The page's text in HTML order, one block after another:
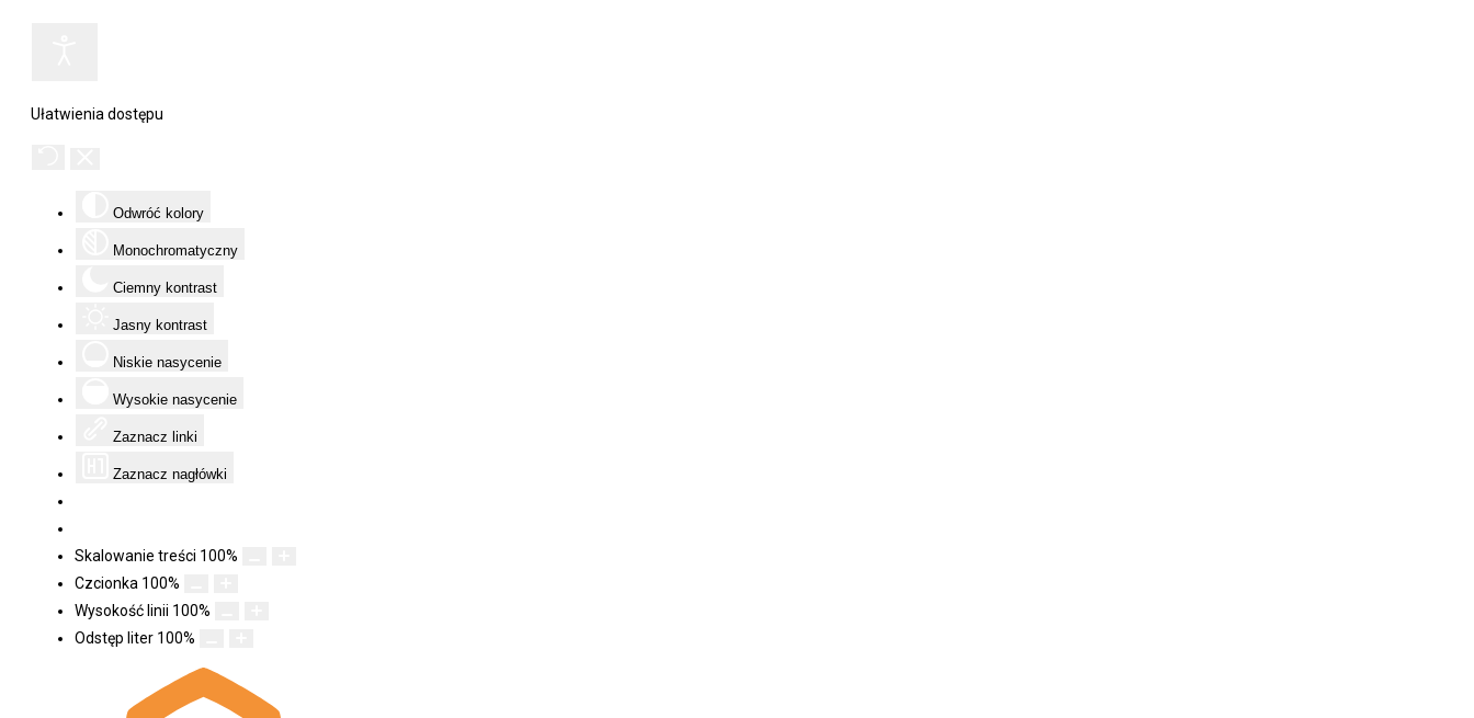
Ułatwienia dostępu
Odwróć kolory
Monochromatyczny
Ciemny kontrast
Jasny kontrast
Niskie nasycenie
Wysokie nasycenie
Zaznacz linki
Zaznacz nagłówki
Skalowanie treści 100%
Czcionka 100%
Wysokość linii 100%
Odstęp liter 100%